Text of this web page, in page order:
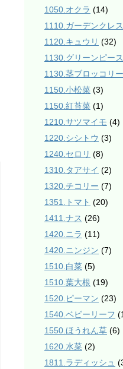
1050.オクラ (14)
1110.ガーデンクレス
1120.キュウリ (32)
1130.グリーンピース
1130.茎ブロッコリー
1150.小松菜 (3)
1150.紅苔菜 (1)
1210.サツマイモ (4)
1220.シシトウ (3)
1240.セロリ (8)
1310.タアサイ (2)
1320.チコリー (7)
1351.トマト (20)
1411.ナス (26)
1420.ニラ (11)
1420.ニンジン (7)
1510.白菜 (5)
1510.葉大根 (19)
1520.ピーマン (23)
1540.ベビーリーフ
1550.ほうれん草 (6)
1620.水菜 (2)
1811.ラディッシュ